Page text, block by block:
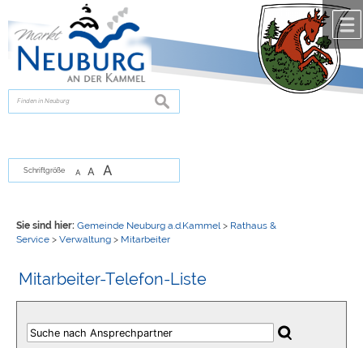
zur Navigationoder
springen.
suchen
Schriftgröße A A A
Sie sind hier: Gemeinde Neuburg a.d.Kammel > Rathaus &
Service> Verwaltung> Mitarbeiter
Mitarbeiter-Telefon-Liste